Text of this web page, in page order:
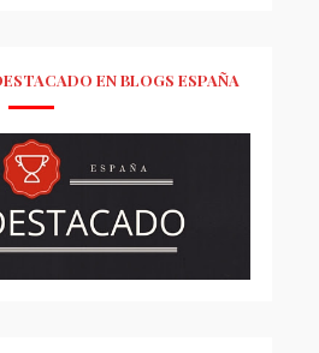
EN BLOGS ESPAÑA